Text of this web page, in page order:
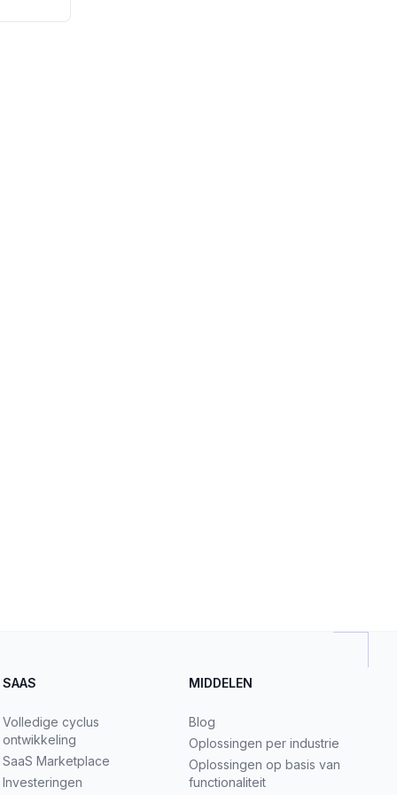
SAAS
Volledige cyclus
ontwikkeling
SaaS Marketplace
Investeringen
MIDDELEN
Blog
Oplossingen per industrie
Oplossingen op basis van
functionaliteit